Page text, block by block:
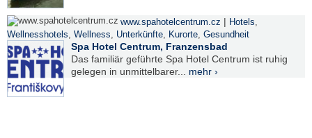
www.spahotelcentrum.cz | Hotels,
Wellnesshotels, Wellness, Unterkünfte, Kurorte, Gesundheit
Spa Hotel Centrum, Franzensbad
Das familiär geführte Spa Hotel Centrum ist ruhig
gelegen in unmittelbarer... mehr ›